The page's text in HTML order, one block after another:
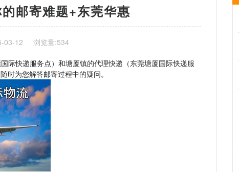
邮寄难题+东莞华惠
03-12 浏览量:534
际快递服务点）和塘厦镇的代理快递（东莞塘厦国际快递服
时为您解答邮寄过程中的疑问。